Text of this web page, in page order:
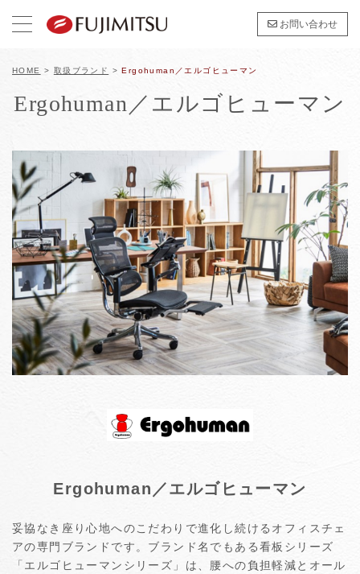
お問い合わせ
HOME > 取扱ブランド >Ergohuman／エルゴヒューマン
Ergohuman／エルゴヒューマン
Ergohuman／エルゴヒューマン
妥協なき座り心地へのこだわりで進化し続けるオフィスチェ
アの専門ブランドです。ブランド名でもある看板シリーズ
「エルゴヒューマンシリーズ」は、腰への負担軽減とオール